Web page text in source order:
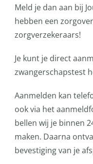
Meld je dan aan bij
hebben een
zorgverzekeraars!
Je kunt je direct
zwangerschapstest
Aanmelden kan
ook via het
bellen wij je binnen
maken. Daarna
bevestiging van je